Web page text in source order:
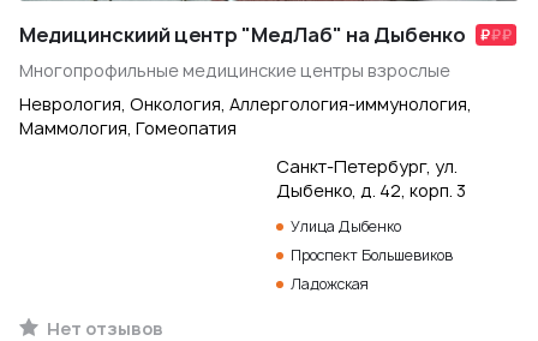
Медицинскиий центр "МедЛаб" на Дыбенко
Многопрофильные медицинские центры взрослые
Неврология, Онкология, Аллергология-иммунология,
Маммология, Гомеопатия
Санкт-Петербург, ул.
Дыбенко, д. 42, корп. 3
Улица Дыбенко
Проспект Большевиков
Ладожская
Нет отзывов